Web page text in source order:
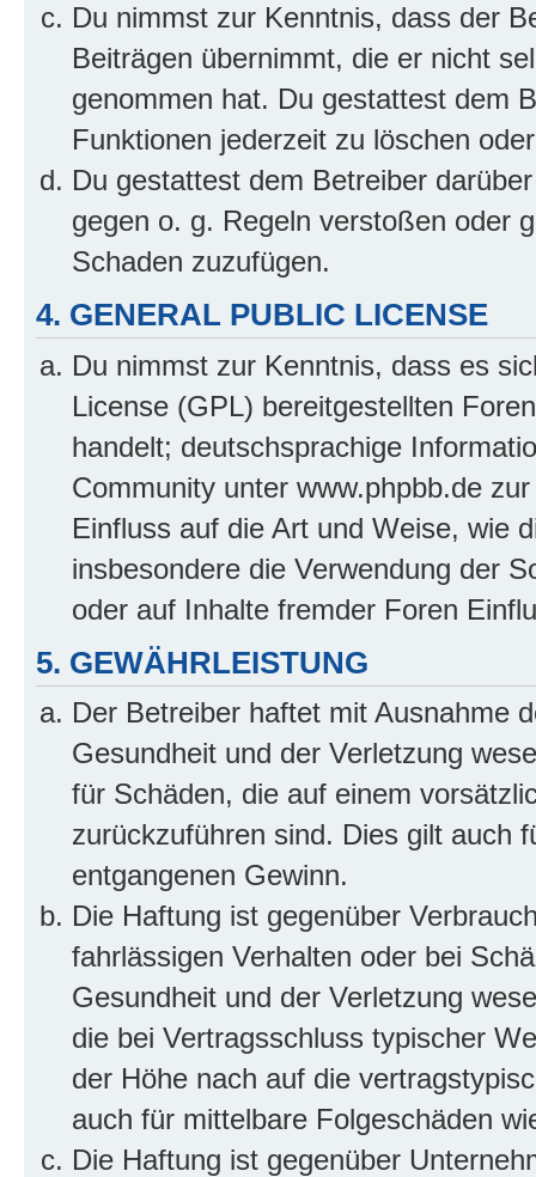
Du nimmst zur Kenntnis, dass der
Beiträgen übernimmt, die er nicht
genommen hat. Du gestattest dem
Funktionen jederzeit zu löschen
Du gestattest dem Betreiber
gegen o. g. Regeln verstoßen oder
Schaden zuzufügen.
4. GENERAL PUBLIC LICENSE
Du nimmst zur Kenntnis, dass es
License (GPL) bereitgestellten
handelt; deutschsprachige
Community unter www.phpbb.de
Einfluss auf die Art und Weise, wie
insbesondere die Verwendung der
oder auf Inhalte fremder Foren
5. GEWÄHRLEISTUNG
Der Betreiber haftet mit Ausnahme
Gesundheit und der Verletzung
für Schäden, die auf einem
zurückzuführen sind. Dies gilt auch
entgangenen Gewinn.
Die Haftung ist gegenüber
fahrlässigen Verhalten oder bei
Gesundheit und der Verletzung
die bei Vertragsschluss typischer
der Höhe nach auf die
auch für mittelbare Folgeschäden
Die Haftung ist gegenüber